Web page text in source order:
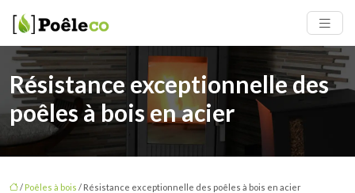
Résistance exceptionnelle des
poêles à bois en acier
/ Poêles à bois / Résistance exceptionnelle des poêles à bois en acier